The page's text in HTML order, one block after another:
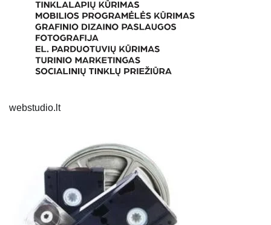
webstudio.lt